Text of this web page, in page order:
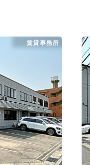
賃貸事務所